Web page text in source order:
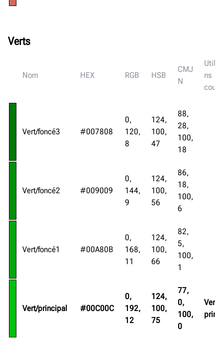
Verts
Nom HEX RGB HSB
CMJ
N
ns
Vert/foncé3 #007808
0,
120,
8
124,
100,
47
88,
28,
100,
18
Vert/foncé2 #009009
0,
144,
9
124,
100,
56
86,
18,
100,
6
Vert/foncé1 #00A80B
0,
168,
11
124,
100,
66
82,
5,
100,
1
Vert/principal #00C00C
0,
192,
12
124,
100,
75
77,
0,
100,
0
Vert